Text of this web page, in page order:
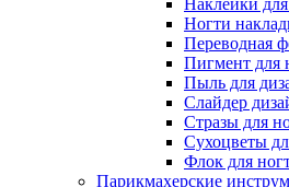
Наклейки
Ногти
Переводная
Пигмент для
Пыль для
Слайдер
Стразы для
Сухоцветы
Флок для
Парикмахерские